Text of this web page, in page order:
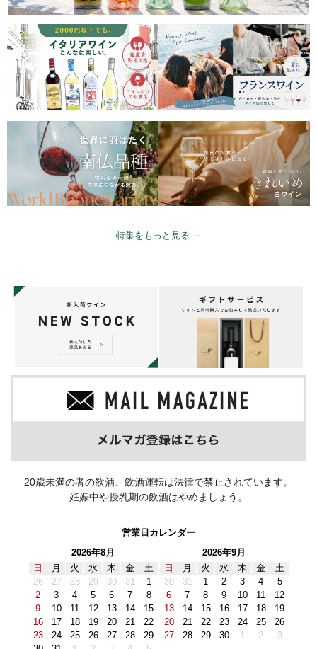
特集をもっと見る ＋
20歳未満の者の飲酒、飲酒運転は法律で禁止されています。
妊娠中や授乳期の飲酒はやめましょう。
営業日カレンダー
2026年8月
日
月 火 水 木 金
土
26
27 28 29 30 31
1
2
3 4 5 6 7
8
9
10 11 12 13 14
15
16
17 18 19 20 21
22
23
24 25 26 27 28
29
2026年9月
日
月 火 水 木 金
土
30
31 1 2 3 4
5
6
7 8 9 10 11
12
13
14 15 16 17 18
19
20
21 22 23 24 25
26
27
28 29 30 1 2 3